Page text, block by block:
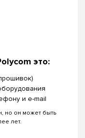
это:
и e-mail
но он может быть
лет.